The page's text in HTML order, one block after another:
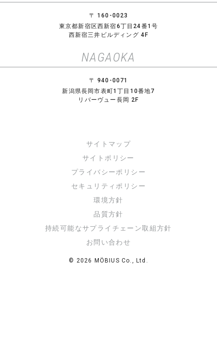
〒 160-0023
東京都新宿区西新宿6丁目24番1号
西新宿三井ビルディング 4F
NAGAOKA
〒 940-0071
新潟県長岡市表町1丁目10番地7
リバーヴュー長岡 2F
サイトマップ
サイトポリシー
プライバシーポリシー
セキュリティポリシー
環境方針
品質方針
持続可能なサプライチェーン取組方針
お問い合わせ
© 2026 MÖBIUS Co., Ltd.